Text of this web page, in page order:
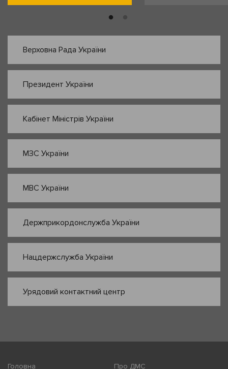
Верховна Рада України
Президент України
Кабінет Міністрів України
МЗС України
МВС України
Держприкордонслужба України
Нацдержслужба України
Урядовий контактний центр
Головна Про ДМС